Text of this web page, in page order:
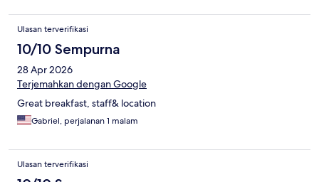
Ulasan terverifikasi
10/10 Sempurna
28 Apr 2026
Terjemahkan dengan Google
Great breakfast, staff& location
Gabriel, perjalanan 1 malam
Ulasan terverifikasi